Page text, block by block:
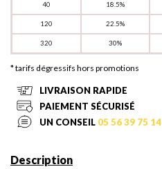
40 18.5%
120 22.5%
320 30%
* tarifs dégressifs hors promotions
LIVRAISON RAPIDE
PAIEMENT SÉCURISÉ
UN CONSEIL 05 56 39 75 14
Description